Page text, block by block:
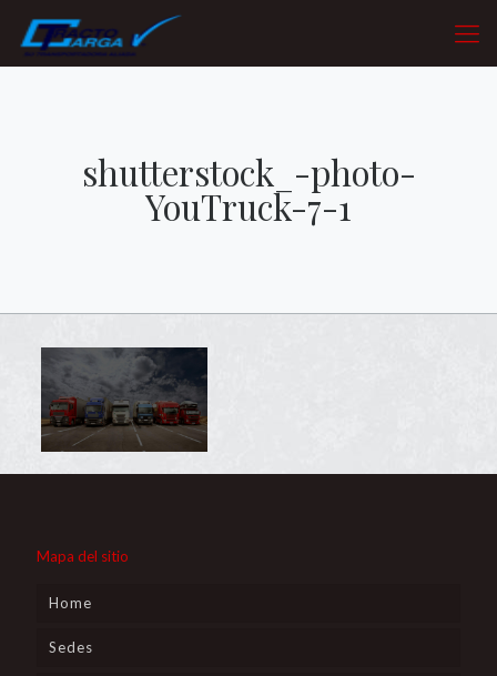
shutterstock_-photo-
YouTruck-7-1
Mapa del sitio
Home
Sedes